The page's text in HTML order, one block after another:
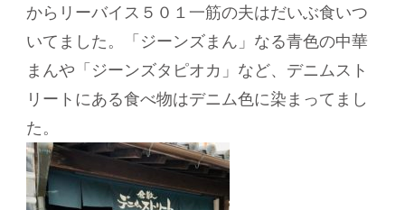
からリーバイス５０１一筋の夫はだいぶ食いつ
いてました。「ジーンズまん」なる青色の中華
まんや「ジーンズタピオカ」など、デニムスト
リートにある食べ物はデニム色に染まってまし
た。